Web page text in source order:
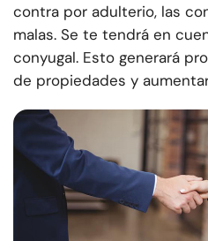
contra por adulterio, las
malas. Se te tendrá en
conyugal. Esto generará
de propiedades y